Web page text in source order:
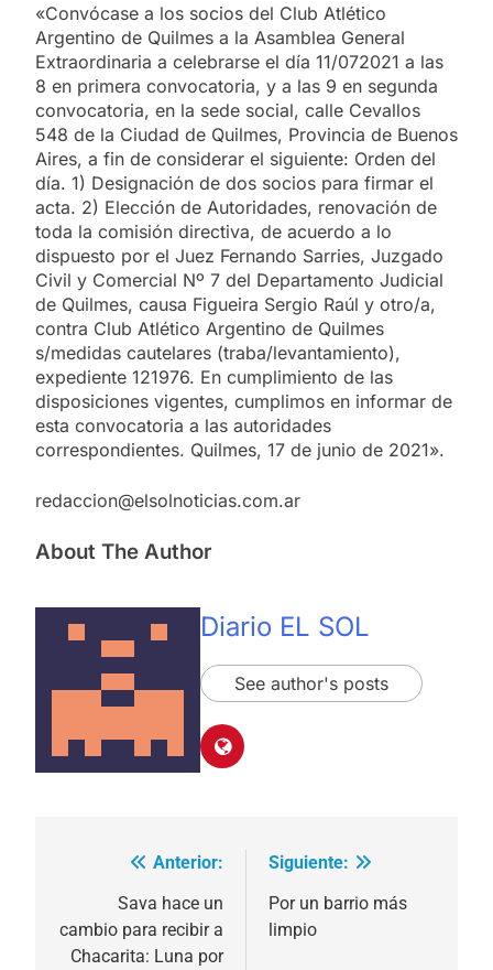
«Convócase a los socios del Club Atlético
Argentino de Quilmes a la Asamblea General
Extraordinaria a celebrarse el día 11/072021 a las
8 en primera convocatoria, y a las 9 en segunda
convocatoria, en la sede social, calle Cevallos
548 de la Ciudad de Quilmes, Provincia de Buenos
Aires, a fin de considerar el siguiente: Orden del
día. 1) Designación de dos socios para firmar el
acta. 2) Elección de Autoridades, renovación de
toda la comisión directiva, de acuerdo a lo
dispuesto por el Juez Fernando Sarries, Juzgado
Civil y Comercial Nº 7 del Departamento Judicial
de Quilmes, causa Figueira Sergio Raúl y otro/a,
contra Club Atlético Argentino de Quilmes
s/medidas cautelares (traba/levantamiento),
expediente 121976. En cumplimiento de las
disposiciones vigentes, cumplimos en informar de
esta convocatoria a las autoridades
correspondientes. Quilmes, 17 de junio de 2021».
redaccion@elsolnoticias.com.ar
About The Author
Diario EL SOL
See author's posts
Navegación
entradas
Anterior:
Sava hace un
cambio para recibir a
Chacarita: Luna por
Siguiente:
Por un barrio más
limpio